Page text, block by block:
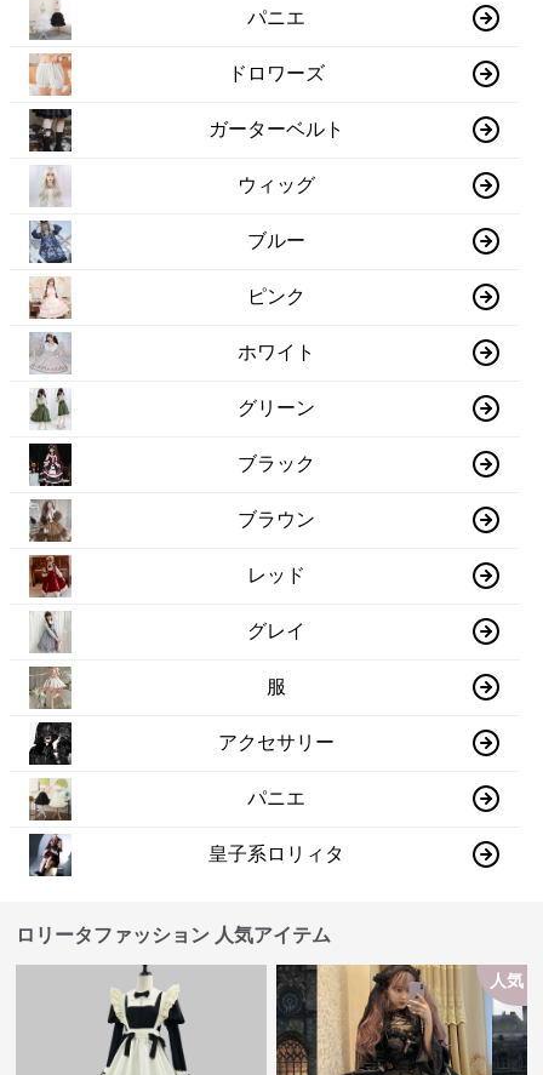
パニエ
ドロワーズ
ガーターベルト
ウィッグ
ブルー
ピンク
ホワイト
グリーン
ブラック
ブラウン
レッド
グレイ
服
アクセサリー
パニエ
皇子系ロリィタ
ロリータファッション 人気アイテム
人気